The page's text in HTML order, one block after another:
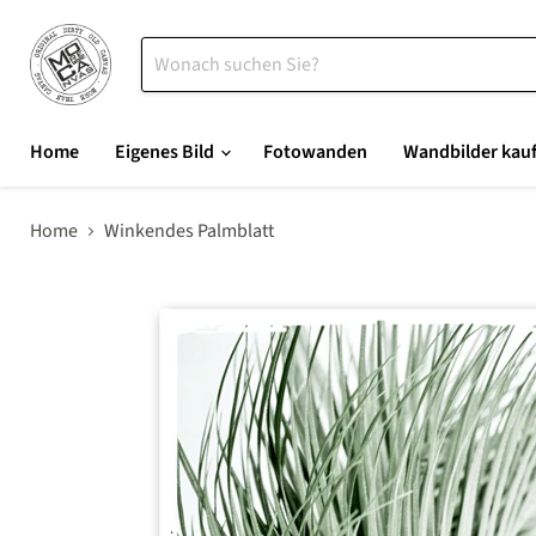
Home Eigenes Bild Fotowanden Wandbilder
Home Winkendes Palmblatt